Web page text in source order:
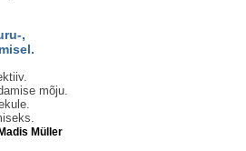
,
mõju.
Madis Müller